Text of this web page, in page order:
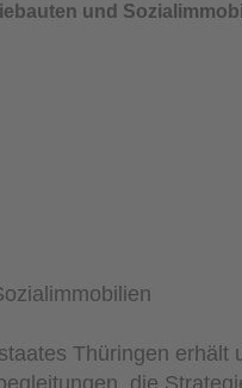
und
Thüringen erhält
die